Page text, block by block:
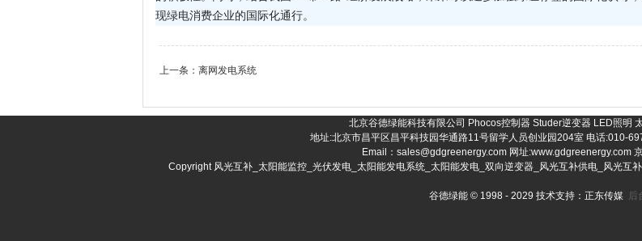
现绿电消费企业的国际化通行。
上一条： 离网发电系统
北京谷德绿能科技有限公司 Phocos控制器 Studer逆变器 LED照明
地址:北京市昌平区昌平科技园华通路11号留学人员创业园204室 电话:010-
Email：sales@gdgreenergy.com 网址:www.gdgreenergy.com
Copyright 风光互补_太阳能监控_光伏发电_太阳能发电系统_太阳能发电_双向逆变器_风光互补供电_风光互
谷德绿能 © 1998 - 2029 技术支持：正东传媒 后